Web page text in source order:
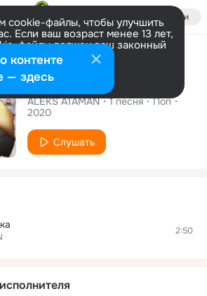
Войти
cookie-файлы, чтобы улучшить
Если ваш возраст менее 13 лет,
файлы должен ваш законный
Больше информации
Настроить
Сингл
Золотая рыбка
ALEKS ATAMAN 1песня
Поп
2020
Слушать
2:50
контенте
— здесь